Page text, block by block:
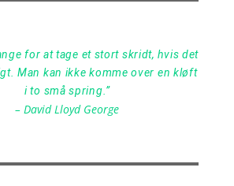
for at tage et stort skridt, hvis det
Man kan ikke komme over en kløft
i to små spring.”
– David Lloyd George